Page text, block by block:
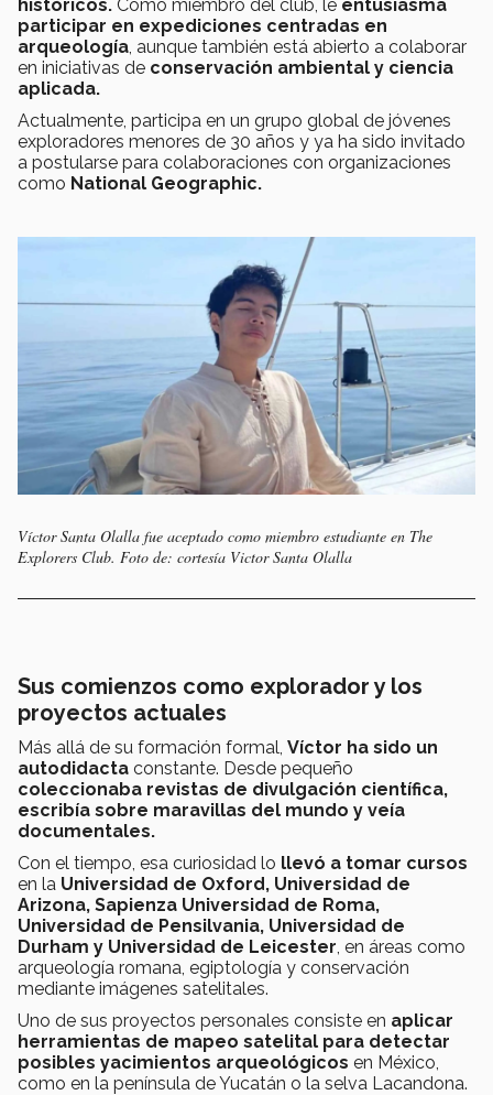
históricos. Como miembro del club, le entusiasma
participar en expediciones centradas en
arqueología, aunque también está abierto a colaborar
en iniciativas de conservación ambiental y ciencia
aplicada.
Actualmente, participa en un grupo global de jóvenes
exploradores menores de 30 años y ya ha sido invitado
a postularse para colaboraciones con organizaciones
como National Geographic.
Víctor Santa Olalla fue aceptado como miembro estudiante en The
Explorers Club. Foto de: cortesía Victor Santa Olalla
Sus comienzos como explorador y los
proyectos actuales
Más allá de su formación formal, Víctor ha sido un
autodidacta constante. Desde pequeño
coleccionaba revistas de divulgación científica,
escribía sobre maravillas del mundo y veía
documentales.
Con el tiempo, esa curiosidad lo llevó a tomar cursos
en la Universidad de Oxford, Universidad de
Arizona, Sapienza Universidad de Roma,
Universidad de Pensilvania, Universidad de
Durham y Universidad de Leicester, en áreas como
arqueología romana, egiptología y conservación
mediante imágenes satelitales.
Uno de sus proyectos personales consiste en aplicar
herramientas de mapeo satelital para detectar
posibles yacimientos arqueológicos en México,
como en la península de Yucatán o la selva Lacandona.